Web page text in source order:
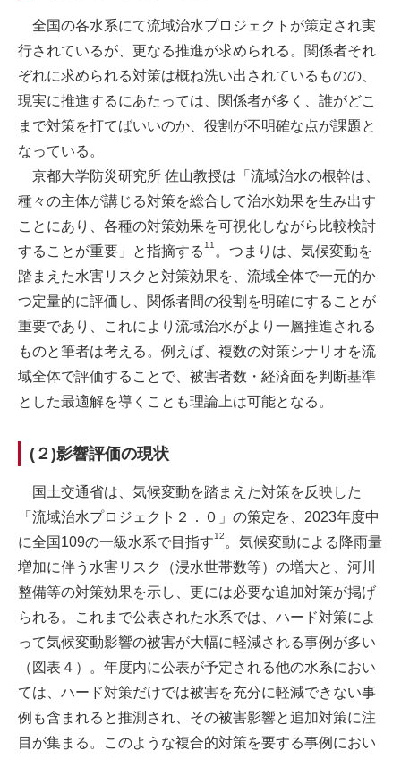
全国の各水系にて流域治水プロジェクトが策定され実
行されているが、更なる推進が求められる。関係者それ
ぞれに求められる対策は概ね洗い出されているものの、
現実に推進するにあたっては、関係者が多く、誰がどこ
まで対策を打てばいいのか、役割が不明確な点が課題と
なっている。
京都大学防災研究所 佐山教授は「流域治水の根幹は、
種々の主体が講じる対策を総合して治水効果を生み出す
ことにあり、各種の対策効果を可視化しながら比較検討
することが重要」と指摘する11 。つまりは、気候変動を
踏まえた水害リスクと対策効果を、流域全体で一元的か
つ定量的に評価し、関係者間の役割を明確にすることが
重要であり、これにより流域治水がより一層推進される
ものと筆者は考える。例えば、複数の対策シナリオを流
域全体で評価することで、被害者数・経済面を判断基準
とした最適解を導くことも理論上は可能となる。
(２)影響評価の現状
国土交通省は、気候変動を踏まえた対策を反映した
「流域治水プロジェクト２．０」の策定を、2023年度中
に全国109の一級水系で目指す12 。気候変動による降雨量
増加に伴う水害リスク（浸水世帯数等）の増大と、河川
整備等の対策効果を示し、更には必要な追加対策が掲げ
られる。これまで公表された水系では、ハード対策によ
って気候変動影響の被害が大幅に軽減される事例が多い
（図表４）。年度内に公表が予定される他の水系におい
ては、ハード対策だけでは被害を充分に軽減できない事
例も含まれると推測され、その被害影響と追加対策に注
目が集まる。このような複合的対策を要する事例におい